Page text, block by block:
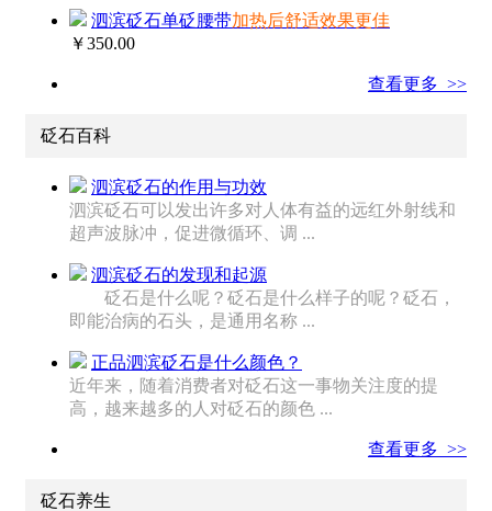
泗滨砭石单砭腰带加热后舒适效果更佳
￥350.00
查看更多 >>
砭石百科
泗滨砭石的作用与功效
泗滨砭石可以发出许多对人体有益的远红外射线和
超声波脉冲，促进微循环、调 ...
泗滨砭石的发现和起源
砭石是什么呢？砭石是什么样子的呢？砭石，
即能治病的石头，是通用名称 ...
正品泗滨砭石是什么颜色？
近年来，随着消费者对砭石这一事物关注度的提
高，越来越多的人对砭石的颜色 ...
查看更多 >>
砭石养生